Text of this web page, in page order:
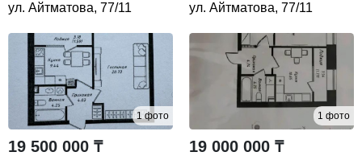
ул. Айтматова, 77/11 ул. Айтматова, 77/11
1 фото
19 500 000 ₸
1 фото
19 000 000 ₸